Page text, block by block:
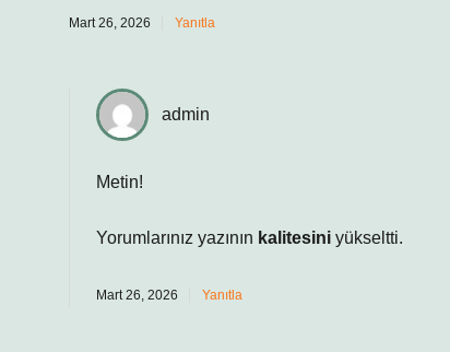
Mart 26, 2026 Yanıtla
admin
Metin!
Yorumlarınız yazının kalitesini yükseltti.
Mart 26, 2026 Yanıtla